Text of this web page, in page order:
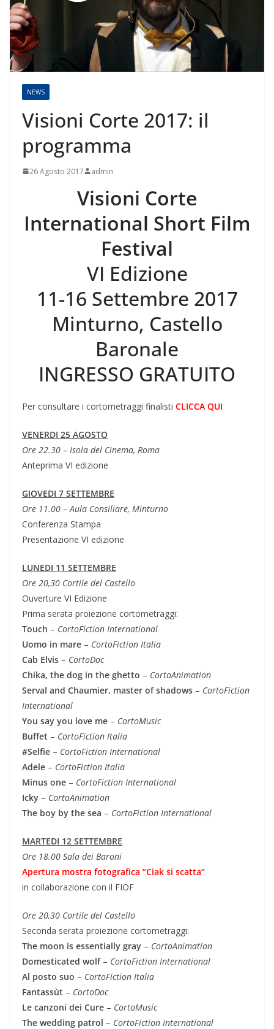
NEWS
Visioni Corte 2017: il
programma
26 Agosto 2017 admin
Visioni Corte
International Short Film
Festival
VI Edizione
11-16 Settembre 2017
Minturno, Castello
Baronale
INGRESSO GRATUITO
Per consultare i cortometraggi finalisti CLICCA QUI
VENERDI 25 AGOSTO
Ore 22.30 – Isola del Cinema, Roma
Anteprima VI edizione
GIOVEDI 7 SETTEMBRE
Ore 11.00 – Aula Consiliare, Minturno
Conferenza Stampa
Presentazione VI edizione
LUNEDI 11 SETTEMBRE
Ore 20,30 Cortile del Castello
Ouverture VI Edizione
Prima serata proiezione cortometraggi:
Touch – CortoFiction International
Uomo in mare – CortoFiction Italia
Cab Elvis – CortoDoc
Chika, the dog in the ghetto – CortoAnimation
Serval and Chaumier, master of shadows – CortoFiction
International
You say you love me – CortoMusic
Buffet – CortoFiction Italia
#Selfie – CortoFiction International
Adele – CortoFiction Italia
Minus one – CortoFiction International
Icky – CortoAnimation
The boy by the sea – CortoFiction International
MARTEDI 12 SETTEMBRE
Ore 18.00 Sala dei Baroni
Apertura mostra fotografica “Ciak si scatta”
in collaborazione con il FIOF
Ore 20,30 Cortile del Castello
Seconda serata proiezione cortometraggi:
The moon is essentially gray – CortoAnimation
Domesticated wolf– CortoFiction International
Al posto suo – CortoFiction Italia
Fantassùt – CortoDoc
Le canzoni dei Cure – CortoMusic
The wedding patrol – CortoFiction International